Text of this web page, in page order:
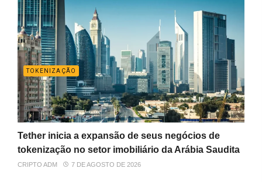
TOKENIZAÇÃO
Tether inicia a expansão de seus negócios de
tokenização no setor imobiliário da Arábia Saudita
CRIPTO ADM 7 DE AGOSTO DE 2026